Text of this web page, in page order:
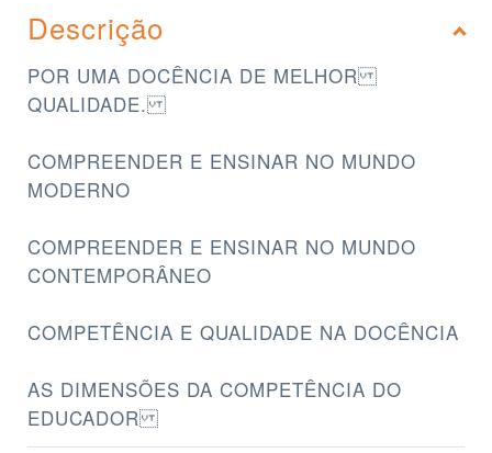
Descrição
POR UMA DOCÊNCIA DE MELHOR
QUALIDADE.
COMPREENDER E ENSINAR NO MUNDO
MODERNO
COMPREENDER E ENSINAR NO MUNDO
CONTEMPORÂNEO
COMPETÊNCIA E QUALIDADE NA DOCÊNCIA
AS DIMENSÕES DA COMPETÊNCIA DO
EDUCADOR